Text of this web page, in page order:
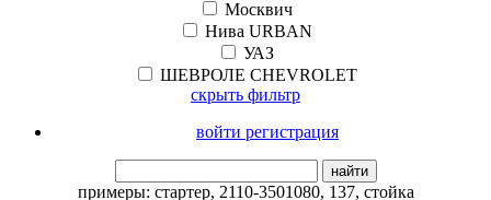
Москвич
Нива URBAN
УАЗ
ШЕВРОЛЕ CHEVROLET
скрыть фильтр
войти регистрация
найти
примеры: стартер, 2110-3501080, 137, стойка